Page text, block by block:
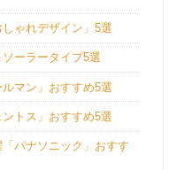
しゃれデザイン」5選
ーラータイプ5選
マン」おすすめ5選
トス」おすすめ5選
パナソニック」おすす